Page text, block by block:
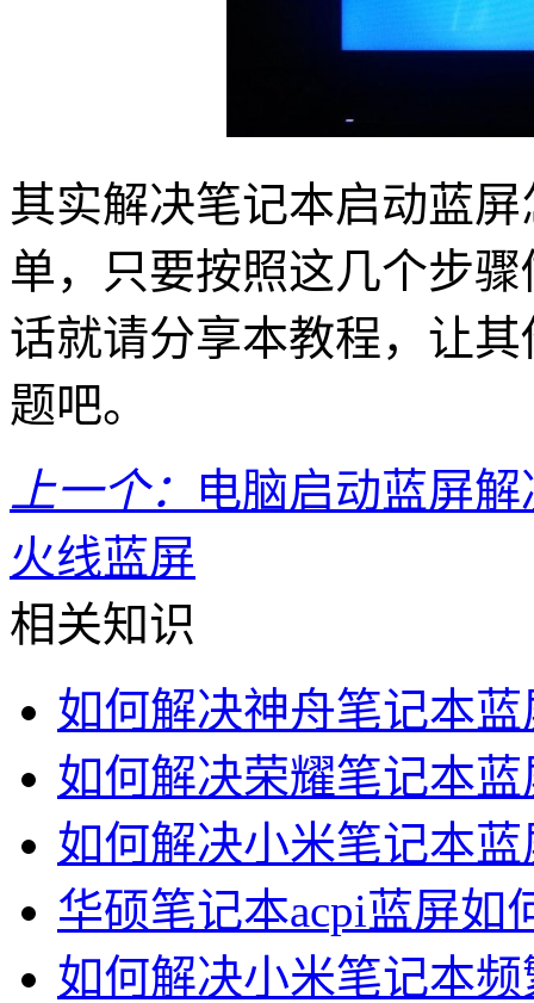
其实解决笔记本启动蓝
单，只要按照这几个步
话就请分享本教程，让
题吧。
上一个： 电脑启动蓝屏
火线蓝屏
相关知识
如何解决神舟笔记本蓝
如何解决荣耀笔记本蓝
如何解决小米笔记本蓝
华硕笔记本acpi蓝屏如
如何解决小米笔记本